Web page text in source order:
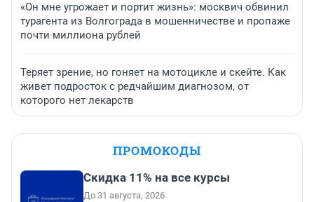
«Он мне угрожает и портит жизнь»: москвич обвинил
турагента из Волгограда в мошенничестве и пропаже
почти миллиона рублей
Теряет зрение, но гоняет на мотоцикле и скейте. Как
живет подросток с редчайшим диагнозом, от
которого нет лекарств
ПРОМОКОДЫ
Скидка 11% на все курсы
До 31 августа, 2026